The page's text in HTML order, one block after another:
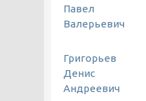
Павел
Валерьевич
Григорьев
Денис
Андреевич